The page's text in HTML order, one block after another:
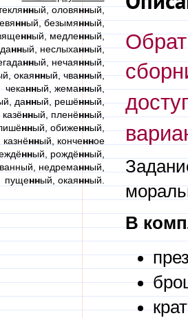
нный, оловянный,
нный, безымянный,
нный, медленный,
нный, неслыханный,
нный, нечаянный,
окаянный, чванный,
чеканный, жеманный,
данный, решённый,
нный, пленённый,
нный, обиженный,
нный, конченное
нный, рождённый,
недреманный,
пущенный, окаянный.
В